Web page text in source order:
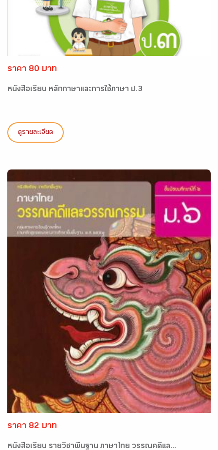
ราคา 80 บาท
หนังสือเรียน หลักภาษาและการใช้ภาษา ป.3
ดูรายละเอียด
ราคา 82 บาท
หนังสือเรียน รายวิชาพื้นฐาน ภาษาไทย วรรณคดีแล...